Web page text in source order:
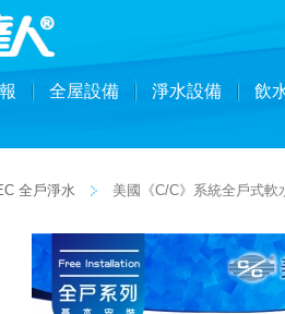
全屋設備 淨水設備 飲
全戶淨水 美國《C/C》系統全戶式